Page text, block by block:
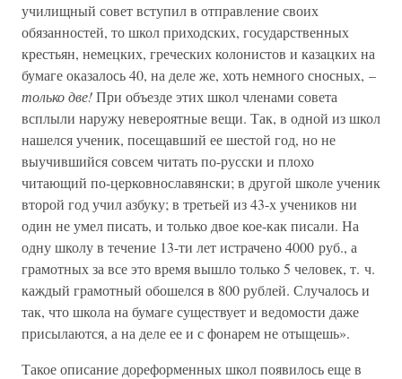
училищный совет вступил в отправление своих
обязанностей, то школ приходских, государственных
крестьян, немецких, греческих колонистов и казацких на
бумаге оказалось 40, на деле же, хоть немного сносных, –
только две!При объезде этих школ членами совета
всплыли наружу невероятные вещи. Так, в одной из школ
нашелся ученик, посещавший ее шестой год, но не
выучившийся совсем читать по-русски и плохо
читающий по-церковнославянски; в другой школе ученик
второй год учил азбуку; в третьей из 43-х учеников ни
один не умел писать, и только двое кое-как писали. На
одну школу в течение 13-ти лет истрачено 4000 руб., а
грамотных за все это время вышло только 5 человек, т. ч.
каждый грамотный обошелся в 800 рублей. Случалось и
так, что школа на бумаге существует и ведомости даже
присылаются, а на деле ее и с фонарем не отыщешь».
Такое описание дореформенных школ появилось еще в